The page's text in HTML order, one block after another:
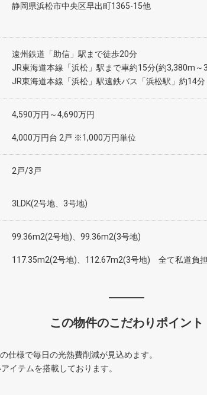
静岡県浜松市中央区早出町1365-15他
遠州鉄道「助信」駅まで徒歩20分
JR東海道本線「浜松」駅まで車約15分(約3,380m～
JR東海道本線「浜松」駅遠鉄バス「浜松駅」約14
4,590万円～4,690万円
4,000万円台 2戸 ※1,000万円単位
2戸/3戸
3LDK(2号地、3号地)
99.36m2(2号地)、99.36m2(3号地)
117.35m2(2号地)、112.67m2(3号地) 全て私道負
この物件のこだわりポイント
仕様で毎日の光熱費削減が見込めます。
イテムを搭載しております。